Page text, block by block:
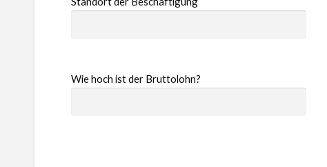
Wie hoch ist der Bruttolohn?